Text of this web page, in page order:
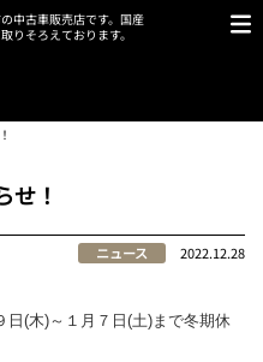
中古車販売店です。国産
りそろえております。
せ！
ニュース 2022.12.28
(木)～１月７日(土)まで冬期休